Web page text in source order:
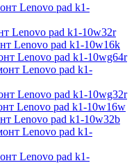
Lenovo pad k1-
Lenovo pad k1-10w32r
Lenovo pad k1-10w16k
Lenovo pad k1-10wg64r
Lenovo pad k1-
Lenovo pad k1-10wg32r
Lenovo pad k1-10w16w
Lenovo pad k1-10w32b
Lenovo pad k1-
Lenovo pad k1-